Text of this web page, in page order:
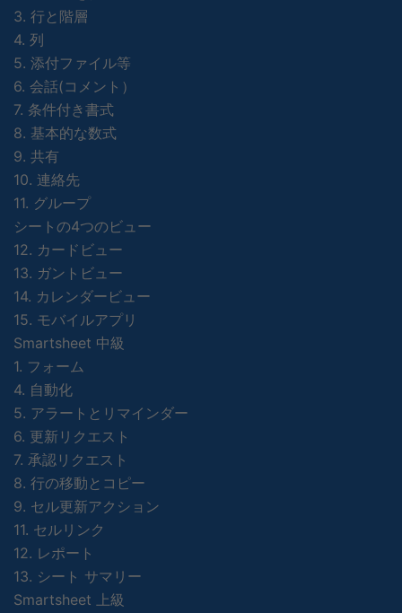
3. 行と階層
4. 列
5. 添付ファイル等
6. 会話(コメント）
7. 条件付き書式
8. 基本的な数式
9. 共有
10. 連絡先
11. グループ
シートの4つのビュー
12. カードビュー
13. ガントビュー
14. カレンダービュー
15. モバイルアプリ
Smartsheet 中級
1. フォーム
4. 自動化
5. アラートとリマインダー
6. 更新リクエスト
7. 承認リクエスト
8. 行の移動とコピー
9. セル更新アクション
11. セルリンク
12. レポート
13. シート サマリー
Smartsheet 上級